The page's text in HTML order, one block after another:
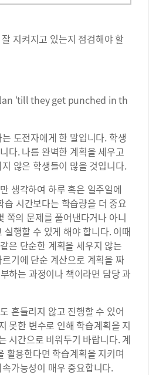
지켜지고 있는지 점검해야 할
‘till they get punched in th
도전자에게 한 말입니다. 학생
다. 나름 완벽한 계획을 세우고
않은 학생들이 많을 것입니다.
생각하여 하루 혹은 일주일에
시간보다는 학습량을 더 중요
쪽의 문제를 풀어낸다거나 아니
행할 수 있게 해야 합니다. 이때
은 단순한 계획을 세우지 않는
기에 단순 계산으로 계획을 짜
하는 과정이나 책이라면 담당 과
흔들리지 않고 진행할 수 있어
못한 변수로 인해 학습계획을 지
시간으로 비워두기 바랍니다. 계
활용한다면 학습계획을 지키며
가능성이 매우 중요합니다.